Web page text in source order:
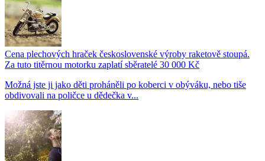
Cena plechových hraček československé výroby raketově stoupá.
Za tuto titěrnou motorku zaplatí sběratelé 30 000 Kč
Možná jste ji jako děti proháněli po koberci v obýváku, nebo tiše
obdivovali na poličce u dědečka v...